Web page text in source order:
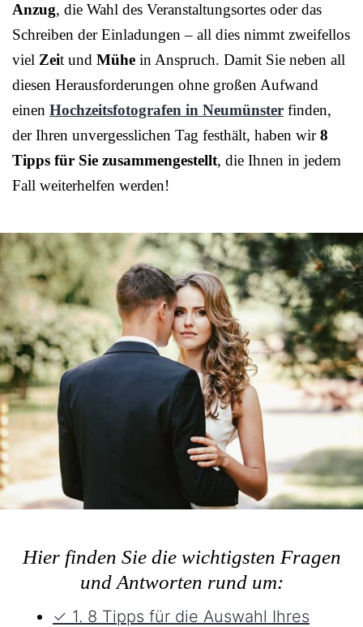
Anzug, die Wahl des Veranstaltungsortes oder das
Schreiben der Einladungen – all dies nimmt zweifellos
viel Zeit und Mühe in Anspruch. Damit Sie neben all
diesen Herausforderungen ohne großen Aufwand
einen Hochzeitsfotografen in Neumünster finden,
der Ihren unvergesslichen Tag festhält, haben wir8
Tipps für Sie zusammengestellt, die Ihnen in jedem
Fall weiterhelfen werden!
Hier finden Sie die wichtigsten Fragen
und Antworten rund um:
✓ 1. 8 Tipps für die Auswahl Ihres